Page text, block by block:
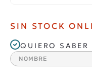
SIN STOCK
QUIERO